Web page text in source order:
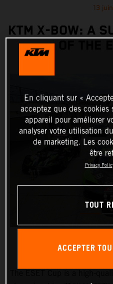
13
KTM X-BOW: A
En cliquant sur «
acceptez que des cookies
appareil pour améliorer
analyser votre utilisation
de marketing. Les
être
Privacy
TOUT
ACCEPTER